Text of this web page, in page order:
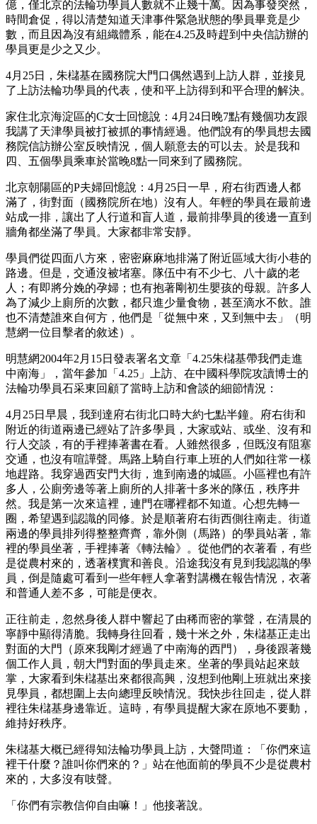
億，僅北京的法輪功學員人數就不止幾十萬。因為事發突然，
時間倉促，得以清楚知道天津事件緊急狀態的學員畢竟是少
數，而且因為沒有組織體系，能在4.25及時趕到中央信訪辦的
學員更是少之又少。
4月25日，朱櫧基在國務院大門口偶然遇到上訪人群，並接見
了上訪法輪功學員的代表，使和平上訪得到和平合理的解決。
家住北京海淀區的C女士回憶說：4月24日晚7點有幾個功友跟
我講了天津學員被打被抓的事情經過。他們說有的學員想去國
務院信訪辦公室反映情況，個人願意去的可以去。於是我和
四、五個學員乘車於當晚8點一同來到了國務院。
北京朝陽區的P夫婦回憶說：4月25日一早，府右街西邊人都
滿了，街對面（國務院所在地）沒有人。年輕的學員在最前邊
站成一排，讓出了人行道和盲人道，最前排學員的後邊一直到
牆角都坐滿了學員。大家都非常安靜。
學員們從四面八方來，密密麻麻地排滿了附近區域大街小巷的
路邊。但是，交通沒被堵塞。隊伍中有不少七、八十歲的老
人；有即將分娩的孕婦；也有抱著剛初生嬰孩的母親。許多人
為了減少上廁所的次數，都只進少量食物，甚至滴水不飲。誰
也不清楚誰來自何方，他們是「從無中來，又到無中去」（明
慧網一位目擊者的敘述）。
明慧網2004年2月15日發表署名文章「4.25朱櫧基帶我們走進
中南海」，當年參加「4.25」上訪、在中國科學院攻讀博士的
法輪功學員石采東回顧了當時上訪和會談的細節情況：
4月25日早晨，我到達府右街北口時大約七點半鐘。府右街和
附近的街道兩邊已經站了許多學員，大家或站、或坐、沒有和
行人交談，有的手裡捧著書在看。人雖然很多，但既沒有阻塞
交通，也沒有喧譁聲。馬路上騎自行車上班的人們如往常一樣
地趕路。我穿過西安門大街，進到南邊的城區。小區裡也有許
多人，公廁旁邊等著上廁所的人排著十多米的隊伍，秩序井
然。我是第一次來這裡，連門在哪裡都不知道。心想先轉一
圈，希望遇到認識的同修。於是順著府右街西側往南走。街道
兩邊的學員排列得整整齊齊，靠外側（馬路）的學員站著，靠
裡的學員坐著，手裡捧著《轉法輪》。從他們的衣著看，有些
是從農村來的，透著樸實和善良。沿途我沒有見到我認識的學
員，倒是隨處可看到一些年輕人拿著對講機在報告情況，衣著
和普通人差不多，可能是便衣。
正往前走，忽然身後人群中響起了由稀而密的掌聲，在清晨的
寧靜中顯得清脆。我轉身往回看，幾十米之外，朱櫧基正走出
對面的大門（原來我剛才經過了中南海的西門），身後跟著幾
個工作人員，朝大門對面的學員走來。坐著的學員站起來鼓
掌，大家看到朱櫧基出來都很高興，沒想到他剛上班就出來接
見學員，都想圍上去向總理反映情況。我快步往回走，從人群
裡往朱櫧基身邊靠近。這時，有學員提醒大家在原地不要動，
維持好秩序。
朱櫧基大概已經得知法輪功學員上訪，大聲問道：「你們來這
裡干什麼？誰叫你們來的？」站在他面前的學員不少是從農村
來的，大多沒有吱聲。
「你們有宗教信仰自由嘛！」他接著說。